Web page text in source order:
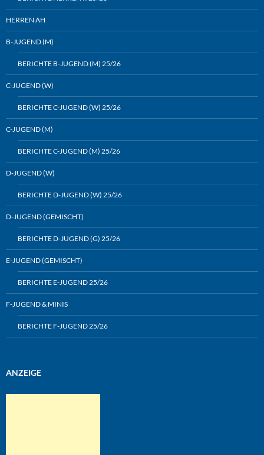
HERREN AH
B-JUGEND (M)
BERICHTE B-JUGEND (M) 25/26
C-JUGEND (W)
BERICHTE C-JUGEND (W) 25/26
C-JUGEND (M)
BERICHTE C-JUGEND (M) 25/26
D-JUGEND (W)
BERICHTE D-JUGEND (W) 25/26
D-JUGEND (GEMISCHT)
BERICHTE D-JUGEND (G) 25/26
E-JUGEND (GEMISCHT)
BERICHTE E-JUGEND 25/26
F-JUGEND & MINIS
BERICHTE F-JUGEND 25/26
ANZEIGE